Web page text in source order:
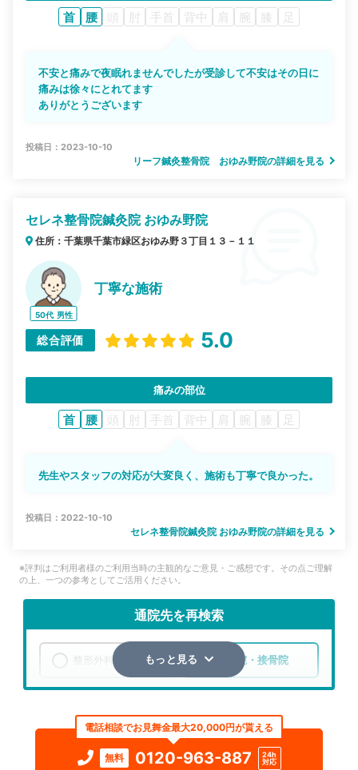
首 腰 頭 肘 手首 背中 肩 腕 膝 足
不安と痛みで夜眠れませんでしたが受診して不安はその日に
痛みは徐々にとれてます
ありがとうございます
投稿日：2023-10-10
リーフ鍼灸整骨院 おゆみ野院の詳細を見る
セレネ整骨院鍼灸院 おゆみ野院
住所：千葉県千葉市緑区おゆみ野３丁目１３－１１
50代 男性
丁寧な施術
総合評価 5.0
痛みの部位
首 腰 頭 肘 手首 背中 肩 腕 膝 足
先生やスタッフの対応が大変良く、施術も丁寧で良かった。
投稿日：2022-10-10
セレネ整骨院鍼灸院 おゆみ野院の詳細を見る
※評判はご利用者様のご利用当時の主観的なご意見・ご感想です。その点ご理解
の上、一つの参考としてご活用ください。
通院先を再検索
整形外科 整骨院・接骨院
検索する
もっと見る
電話相談でお見舞金最大20,000円が貰える
無料 0120-963-887
24h
対応